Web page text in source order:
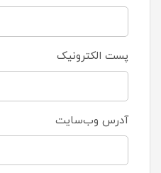
پست الکترونیک
آدرس وب‌سایت